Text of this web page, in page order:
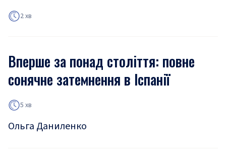
2 хв
Вперше за понад століття: повне
сонячне затемнення в Іспанії
5 хв
Ольга Даниленко